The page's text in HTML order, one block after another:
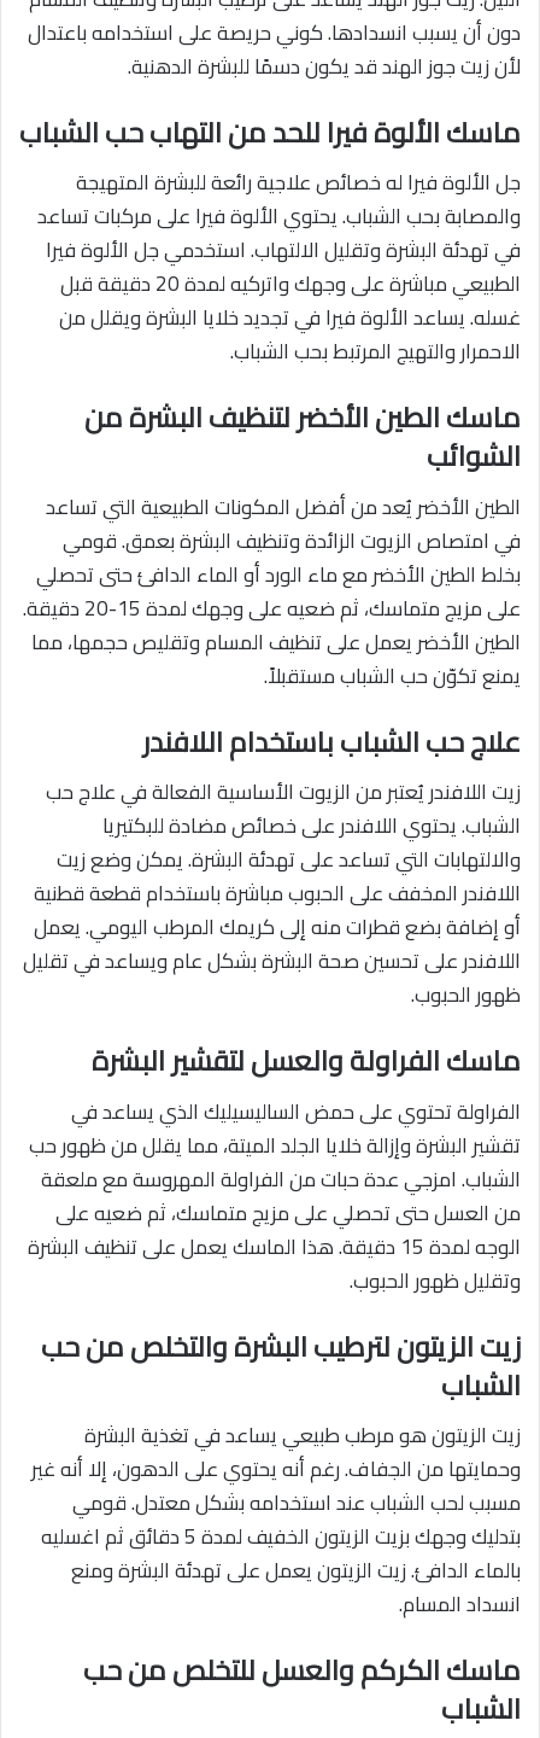
دون أن يسبب انسدادها. كوني حريصة على استخدامه باعتدال
لأن زيت جوز الهند قد يكون دسمًا للبشرة الدهنية.
ماسك الألوة فيرا للحد من التهاب حب الشباب
جل الألوة فيرا له خصائص علاجية رائعة للبشرة المتهيجة
والمصابة بحب الشباب. يحتوي الألوة فيرا على مركبات تساعد
في تهدئة البشرة وتقليل الالتهاب. استخدمي جل الألوة فيرا
الطبيعي مباشرة على وجهك واتركيه لمدة 20 دقيقة قبل
غسله. يساعد الألوة فيرا في تجديد خلايا البشرة ويقلل من
الاحمرار والتهيج المرتبط بحب الشباب.
ماسك الطين الأخضر لتنظيف البشرة من
الشوائب
الطين الأخضر يُعد من أفضل المكونات الطبيعية التي تساعد
في امتصاص الزيوت الزائدة وتنظيف البشرة بعمق. قومي
بخلط الطين الأخضر مع ماء الورد أو الماء الدافئ حتى تحصلي
على مزيج متماسك، ثم ضعيه على وجهك لمدة 15-20 دقيقة.
الطين الأخضر يعمل على تنظيف المسام وتقليص حجمها، مما
يمنع تكوّن حب الشباب مستقبلاً.
علاج حب الشباب باستخدام اللافندر
زيت اللافندر يُعتبر من الزيوت الأساسية الفعالة في علاج حب
الشباب. يحتوي اللافندر على خصائص مضادة للبكتيريا
والالتهابات التي تساعد على تهدئة البشرة. يمكن وضع زيت
اللافندر المخفف على الحبوب مباشرة باستخدام قطعة قطنية
أو إضافة بضع قطرات منه إلى كريمك المرطب اليومي. يعمل
اللافندر على تحسين صحة البشرة بشكل عام ويساعد في تقليل
ظهور الحبوب.
ماسك الفراولة والعسل لتقشير البشرة
الفراولة تحتوي على حمض الساليسيليك الذي يساعد في
تقشير البشرة وإزالة خلايا الجلد الميتة، مما يقلل من ظهور حب
الشباب. امزجي عدة حبات من الفراولة المهروسة مع ملعقة
من العسل حتى تحصلي على مزيج متماسك، ثم ضعيه على
الوجه لمدة 15 دقيقة. هذا الماسك يعمل على تنظيف البشرة
وتقليل ظهور الحبوب.
زيت الزيتون لترطيب البشرة والتخلص من حب
الشباب
زيت الزيتون هو مرطب طبيعي يساعد في تغذية البشرة
وحمايتها من الجفاف. رغم أنه يحتوي على الدهون، إلا أنه غير
مسبب لحب الشباب عند استخدامه بشكل معتدل. قومي
بتدليك وجهك بزيت الزيتون الخفيف لمدة 5 دقائق ثم اغسليه
بالماء الدافئ. زيت الزيتون يعمل على تهدئة البشرة ومنع
انسداد المسام.
ماسك الكركم والعسل للتخلص من حب
الشباب